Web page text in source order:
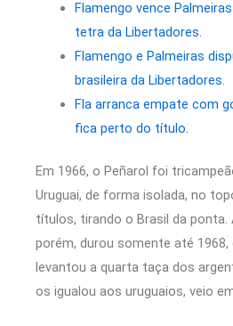
Flamengo vence
tetra da Libertadores.
Flamengo e Palmeiras
brasileira da Libertadores.
Fla arranca empate com
fica perto do título.
Em 1966, o Peñarol foi
Uruguai, de forma isolada, no
títulos, tirando o Brasil da ponta.
porém, durou somente até
levantou a quarta taça dos
os igualou aos uruguaios, veio